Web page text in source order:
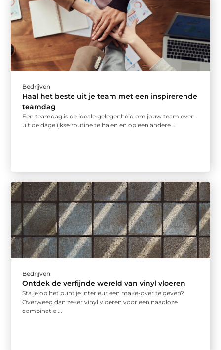
Bedrijven
Haal het beste uit je team met een inspirerende
teamdag
Een teamdag is de ideale gelegenheid om jouw team even
uit de dagelijkse routine te halen en op een andere ...
Bedrijven
Ontdek de verfijnde wereld van vinyl vloeren
Sta je op het punt je interieur een make-over te geven?
Overweeg dan zeker vinyl vloeren voor een naadloze
combinatie ...